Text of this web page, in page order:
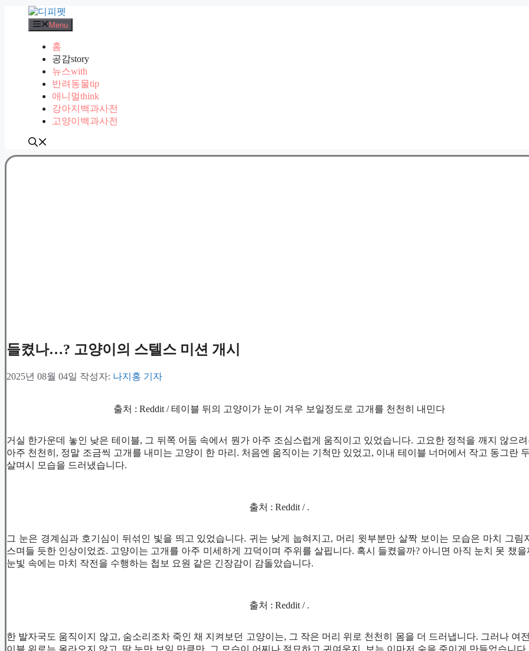
Menu
홈
공감story
뉴스with
반려동물tip
애니멀think
강아지백과사전
고양이백과사전
들켰나…? 고양이의 스텔스 미션 개시
2025년 08월 04일 작성자: 나지홍 기자
출처 : Reddit / 테이블 뒤의 고양이가 눈이 겨우 보일정도로 고개를 천천히 내민다
거실 한가운데 놓인 낮은 테이블, 그 뒤쪽 어둠 속에서 뭔가 아주 조심스럽게 움직이고 있었습니다. 고요한 정적을 깨지 않으
아주 천천히, 정말 조금씩 고개를 내미는 고양이 한 마리. 처음엔 움직이는 기척만 있었고, 이내 테이블 너머에서 작고 동그란 두
살며시 모습을 드러냈습니다.
출처 : Reddit / .
그 눈은 경계심과 호기심이 뒤섞인 빛을 띄고 있었습니다. 귀는 낮게 눕혀지고, 머리 윗부분만 살짝 보이는 모습은 마치 그림
스며들 듯한 인상이었죠. 고양이는 고개를 아주 미세하게 끄덕이며 주위를 살핍니다. 혹시 들켰을까? 아니면 아직 눈치 못 챘을
눈빛 속에는 마치 작전을 수행하는 첩보 요원 같은 긴장감이 감돌았습니다.
출처 : Reddit / .
한 발자국도 움직이지 않고, 숨소리조차 죽인 채 지켜보던 고양이는, 그 작은 머리 위로 천천히 몸을 더 드러냅니다. 그러나 여